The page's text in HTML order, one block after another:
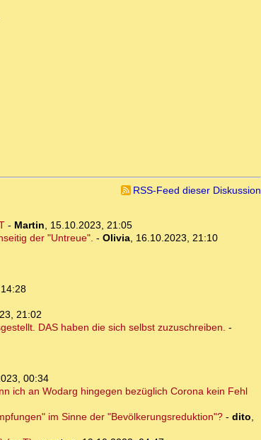
RSS-Feed dieser Diskussion
- Martin, 15.10.2023, 21:05
der "Untreue". - Olivia, 16.10.2023, 21:10
21:02
DAS haben die sich selbst zuzuschreiben. -
00:34
ich an Wodarg hingegen bezüglich Corona kein Fehl
im Sinne der "Bevölkerungsreduktion"?- dito,